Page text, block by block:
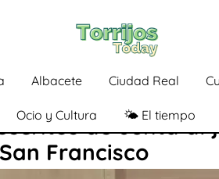
Albacete Ciudad Real
Ocio y Cultura 🌤️ El tiempo
de Junta al
Francisco